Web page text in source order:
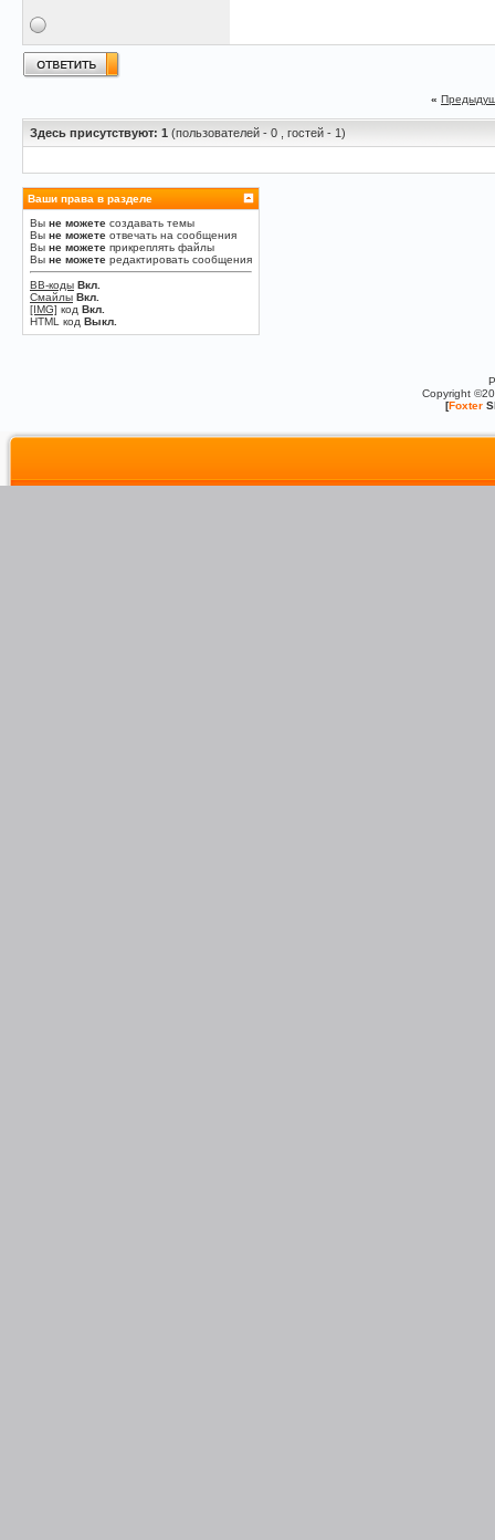
«
Здесь присутствуют: 1 (пользователей - 0 , гостей - 1)
Ваши права в разделе
Вы не можете создавать темы
Вы не можете отвечать на сообщения
Вы не можете прикреплять файлы
Вы не можете редактировать сообщения
BB-коды Вкл.
Смайлы Вкл.
[IMG] код Вкл.
HTML код Выкл.
Copyright
[Foxter